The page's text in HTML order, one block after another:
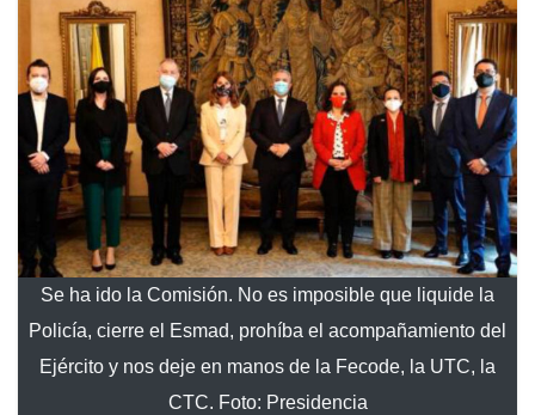
Se ha ido la Comisión. No es imposible que liquide la
Policía, cierre el Esmad, prohíba el acompañamiento del
Ejército y nos deje en manos de la Fecode, la UTC, la
CTC. Foto: Presidencia